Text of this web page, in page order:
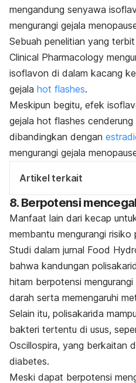
mengandung senyawa
mengurangi gejala
Sebuah penelitian yang
Clinical Pharmacology
isoflavon di dalam kacang
gejala hot flashes.
Meskipun begitu, efek
gejala hot flashes
dibandingkan dengan
mengurangi gejala
Artikel terkait
8. Berpotensi
Manfaat lain dari kecap
membantu mengurangi risiko
Studi dalam jurnal Food
bahwa kandungan
hitam berpotensi
darah serta memengaruhi
Selain itu, polisakarida
bakteri tertentu di usus,
Oscillospira, yang berkaitan
diabetes.
Meski dapat berpotensi